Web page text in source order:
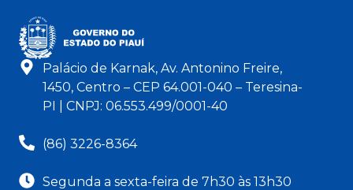
Palácio de Karnak, Av. Antonino Freire,
1450, Centro – CEP 64.001-040 – Teresina-
PI | CNPJ: 06.553.499/0001-40
(86) 3226-8364
Segunda a sexta-feira de 7h30 às 13h30